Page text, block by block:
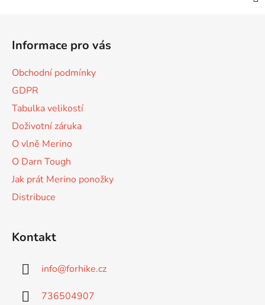
Informace pro vás
Obchodní podmínky
GDPR
Tabulka velikostí
Doživotní záruka
O vlně Merino
O Darn Tough
Jak prát Merino ponožky
Distribuce
Kontakt
info@forhike.cz
736504907